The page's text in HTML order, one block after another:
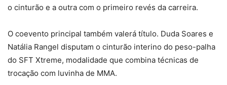
o cinturão e a outra com o primeiro revés da carreira.
O coevento principal também valerá título. Duda Soares e
Natália Rangel disputam o cinturão interino do peso-palha
do SFT Xtreme, modalidade que combina técnicas de
trocação com luvinha de MMA.